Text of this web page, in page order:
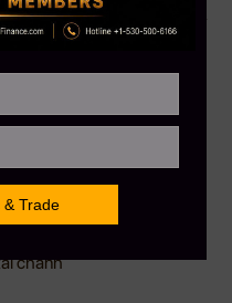
– Canada)
đãi sớm nhất!
chánh